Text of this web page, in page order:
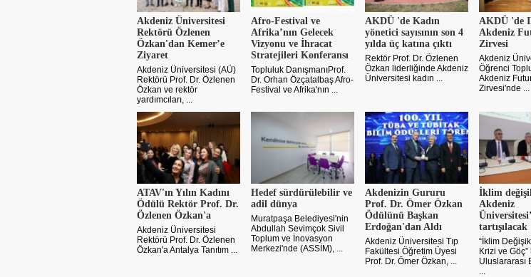
Akdeniz Üniversitesi
Rektörü Özlenen
Özkan'dan Kemer’e
Ziyaret
Akdeniz Üniversitesi (AÜ)
Rektörü Prof. Dr. Özlenen
Özkan ve rektör
yardımcıları, ...
Afro-Festival ve
Afrika’nın Gelecek
Vizyonu ve İhracat
Stratejileri Konferansı
Topluluk DanışmanıProf.
Dr. Orhan Özçatalbaş Afro-
Festival ve Afrika'nın ...
AKDÜ 'de Kadın
yönetici sayısının son 4
yılda üç katına çıktı
Rektör Prof. Dr. Özlenen
Özkan liderliğinde Akdeniz
Üniversitesi kadın ...
AKDÜ 'de
Akdeniz
Zirvesi
Akdeniz
Öğrenci
Akdeniz
Zirvesi'nde ...
ATAV'ın Yılın Kadını
Ödülü Rektör Prof. Dr.
Özlenen Özkan'a
Akdeniz Üniversitesi
Rektörü Prof. Dr. Özlenen
Özkan'a Antalya Tanıtım ...
Hedef sürdürülebilir ve
adil dünya
Muratpaşa Belediyesi'nin
Abdullah Sevimçok Sivil
Toplum ve İnovasyon
Merkezi'nde (ASSİM), ...
Akdenizin Gururu
Prof. Dr. Ömer Özkan
Ödülünü Başkan
Erdoğan'dan Aldı
Akdeniz Üniversitesi Tıp
Fakültesi Öğretim Üyesi
Prof. Dr. Ömer Özkan, ...
İklim
Akdeniz
tartışılacak
“İklim
Krizi ve
Uluslararası
...